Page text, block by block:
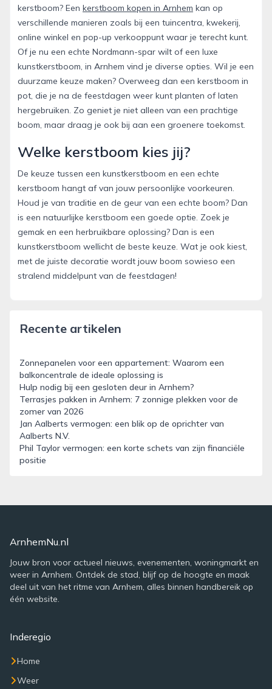
kerstboom? Een kerstboom kopen in Arnhem kan op
verschillende manieren zoals bij een tuincentra, kwekerij,
online winkel en pop-up verkooppunt waar je terecht kunt.
Of je nu een echte Nordmann-spar wilt of een luxe
kunstkerstboom, in Arnhem vind je diverse opties. Wil je een
duurzame keuze maken? Overweeg dan een kerstboom in
pot, die je na de feestdagen weer kunt planten of laten
hergebruiken. Zo geniet je niet alleen van een prachtige
boom, maar draag je ook bij aan een groenere toekomst.
Welke kerstboom kies jij?
De keuze tussen een kunstkerstboom en een echte
kerstboom hangt af van jouw persoonlijke voorkeuren.
Houd je van traditie en de geur van een echte boom? Dan
is een natuurlijke kerstboom een goede optie. Zoek je
gemak en een herbruikbare oplossing? Dan is een
kunstkerstboom wellicht de beste keuze. Wat je ook kiest,
met de juiste decoratie wordt jouw boom sowieso een
stralend middelpunt van de feestdagen!
Recente artikelen
Zonnepanelen voor een appartement: Waarom een
balkoncentrale de ideale oplossing is
Hulp nodig bij een gesloten deur in Arnhem?
Terrasjes pakken in Arnhem: 7 zonnige plekken voor de
zomer van 2026
Jan Aalberts vermogen: een blik op de oprichter van
Aalberts N.V.
Phil Taylor vermogen: een korte schets van zijn financiële
positie
ArnhemNu.nl
Jouw bron voor actueel nieuws, evenementen, woningmarkt en
weer in Arnhem. Ontdek de stad, blijf op de hoogte en maak
deel uit van het ritme van Arnhem, alles binnen handbereik op
één website.
Inderegio
Home
Weer